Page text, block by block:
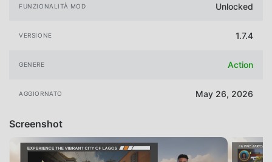
FUNZIONALITÀ MOD Unlocked
VERSIONE 1.7.4
GENERE Action
AGGIORNATO May 26, 2026
Screenshot